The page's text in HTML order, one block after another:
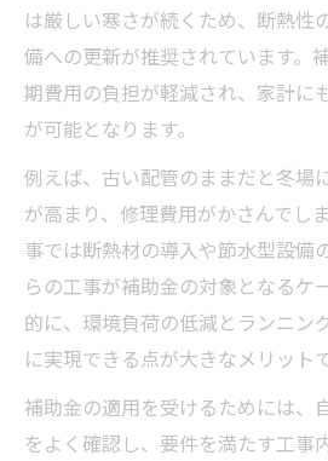
は厳しい寒さが続くため、断熱性
備への更新が推奨されています。
期費用の負担が軽減され、家計に
が可能となります。
例えば、古い配管のままだと冬場
が高まり、修理費用がかさんでし
事では断熱材の導入や節水型設備
らの工事が補助金の対象となるケ
的に、環境負荷の低減とランニン
に実現できる点が大きなメリットで
補助金の適用を受けるためには、
をよく確認し、要件を満たす工事